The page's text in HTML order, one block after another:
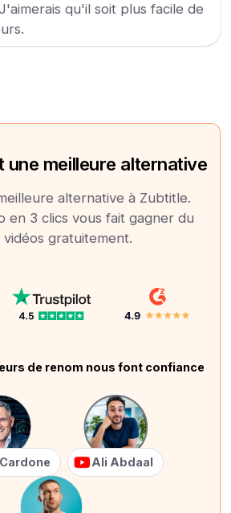
qu'il soit plus facile de
une meilleure alternative
alternative à Zubtitle.
en 3 clics vous fait gagner du
gratuitement.
de renom nous font confiance
Ali Abdaal